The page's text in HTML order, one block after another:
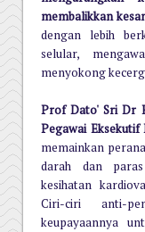
membalikkan
dengan lebih
selular,
menyokong
Prof Dato' Sri Dr
Pegawai Eksekutif
memainkan
darah dan
kesihatan
Ciri-ciri anti-
keupayaannya